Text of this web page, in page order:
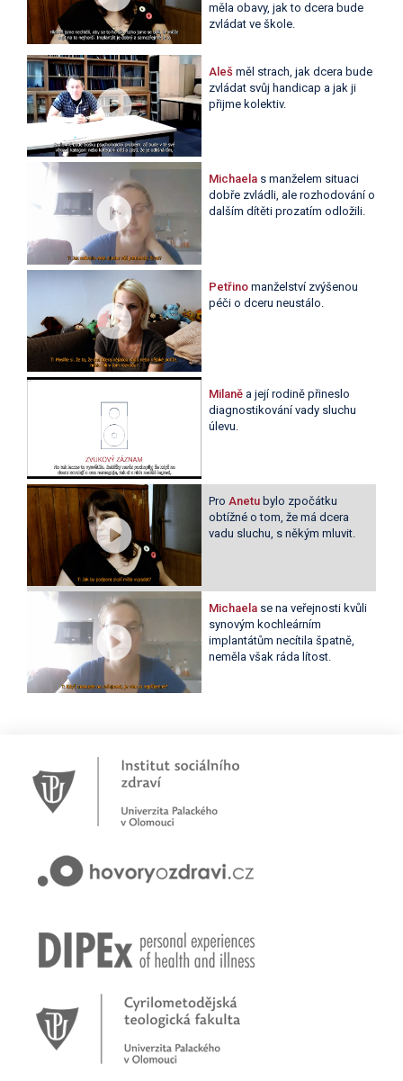
měla obavy, jak to dcera bude
zvládat ve škole.
Aleš měl strach, jak dcera bude
zvládat svůj handicap a jak ji
přijme kolektiv.
Michaelas manželem situaci
dobře zvládli, ale rozhodování o
dalším dítěti prozatím odložili.
Petřino manželství zvýšenou
péči o dceru neustálo.
Milaněa její rodině přineslo
diagnostikování vady sluchu
úlevu.
Pro Anetu bylo zpočátku
obtížné o tom, že má dcera
vadu sluchu, s někým mluvit.
Michaelase na veřejnosti kvůli
synovým kochleárním
implantátům necítila špatně,
neměla však ráda lítost.